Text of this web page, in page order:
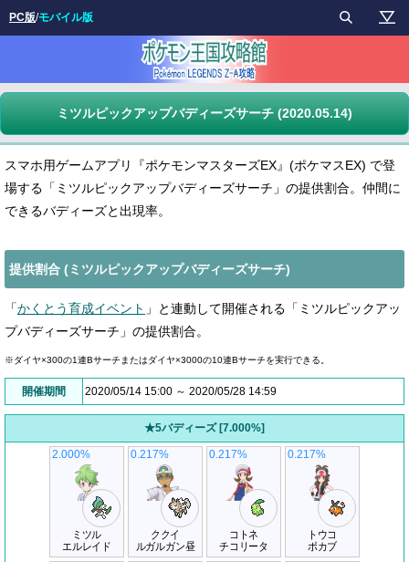
ミツルピックアップバディーズサーチ (2020.05.14)
スマホ用ゲームアプリ『ポケモンマスターズEX』(ポケマスEX) で登
場する「ミツルピックアップバディーズサーチ」の提供割合。仲間に
できるバディーズと出現率。
提供割合 (ミツルピックアップバディーズサーチ)
「かくとう育成イベント 」と連動して開催される「ミツルピックアッ
プバディーズサーチ」の提供割合。
※ダイヤ×300の1連Bサーチまたはダイヤ×3000の10連Bサーチを実行できる。
開催期間 2020/05/14 15:00 ～ 2020/05/28 14:59
★5バディーズ [7.000%]
ミツル
エルレイド
2.000%
ククイ
ルガルガン昼
0.217%
コトネ
チコリータ
0.217%
トウコ
ポカブ
0.217%
PC版/モバイル版